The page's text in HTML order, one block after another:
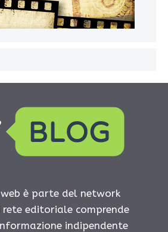
è parte del network
editoriale comprende
indipendente